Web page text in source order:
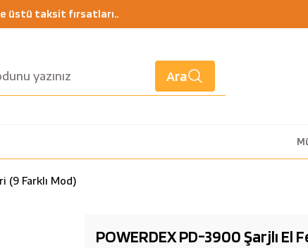
üstü taksit fırsatları..
Ara
(9 Farklı Mod)
POWERDEX PD-3900 Şarjlı El